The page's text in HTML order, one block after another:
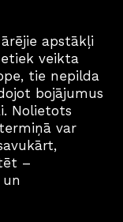
apstākļi
veikta
tie nepilda
bojājumus
Nolietots
var
–